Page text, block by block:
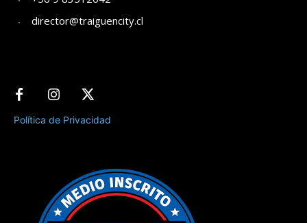
director@traiguencity.cl
Política de Privacidad